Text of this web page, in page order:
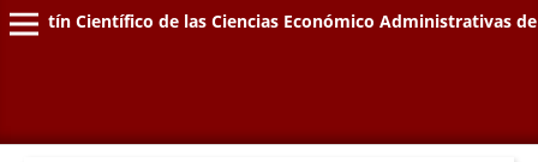
Boletín Científico de las Ciencias Económico Administrativas